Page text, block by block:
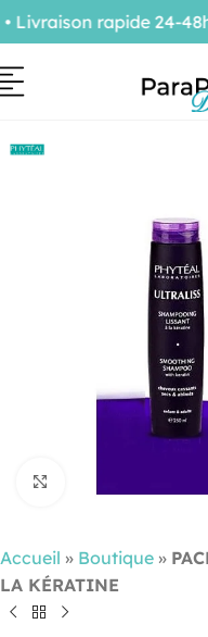
Accueil » Boutique »
LA KÉRATINE
rapide 24-48h